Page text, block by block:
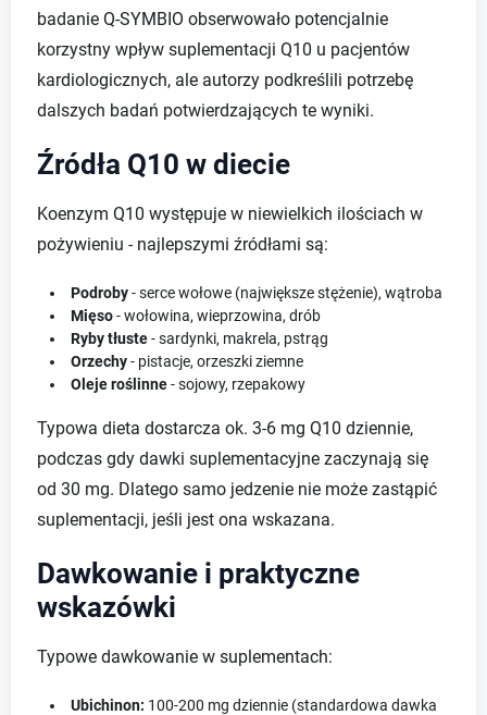
badanie Q-SYMBIO obserwowało potencjalnie
korzystny wpływ suplementacji Q10 u pacjentów
kardiologicznych, ale autorzy podkreślili potrzebę
dalszych badań potwierdzających te wyniki.
Źródła Q10 w diecie
Koenzym Q10 występuje w niewielkich ilościach w
pożywieniu - najlepszymi źródłami są:
Podroby- serce wołowe (największe stężenie), wątroba
Mięso- wołowina, wieprzowina, drób
Ryby tłuste- sardynki, makrela, pstrąg
Orzechy- pistacje, orzeszki ziemne
Oleje roślinne- sojowy, rzepakowy
Typowa dieta dostarcza ok. 3-6 mg Q10 dziennie,
podczas gdy dawki suplementacyjne zaczynają się
od 30 mg. Dlatego samo jedzenie nie może zastąpić
suplementacji, jeśli jest ona wskazana.
Dawkowanie i praktyczne
wskazówki
Typowe dawkowanie w suplementach:
Ubichinon: 100-200 mg dziennie (standardowa dawka